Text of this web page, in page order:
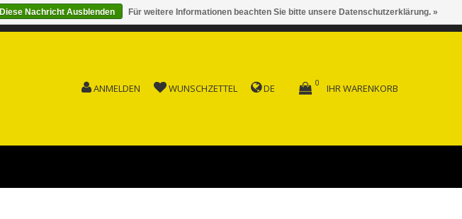
VERSANDKOSTENFREI AB FR. 150.00
ANMELDEN WUNSCHZETTEL DE IHR WARENKORB
0
Diese Nachricht Ausblenden Für weitere Informationen beachten Sie bitte unsere Datenschutzerklärung. »